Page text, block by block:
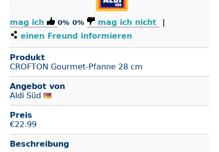
mag ich 0% 0% mag ich nicht
|
einen Freund informieren
Produkt
CROFTON Gourmet-Pfanne 28 cm
Angebot von
Aldi Süd
Preis
€22.99
Beschreibung